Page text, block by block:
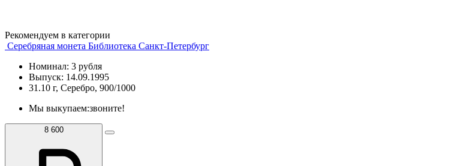
Рекомендуем в категории
Серебряная монета Библиотека Санкт-Петербург
Номинал: 3 рубля
Выпуск: 14.09.1995
31.10 г, Серебро, 900/1000
Мы выкупаем:звоните!
8 600